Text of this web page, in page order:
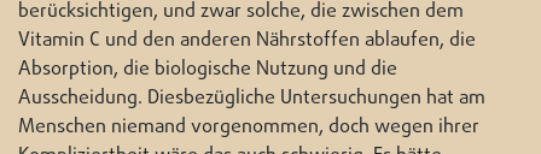
berücksichtigen, und zwar solche, die zwischen dem
Vitamin C und den anderen Nährstoffen ablaufen, die
Absorption, die biologische Nutzung und die
Ausscheidung. Diesbezügliche Untersuchungen hat am
Menschen niemand vorgenommen, doch wegen ihrer